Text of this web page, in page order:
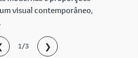
visual contemporâneo,
1/3 ❯